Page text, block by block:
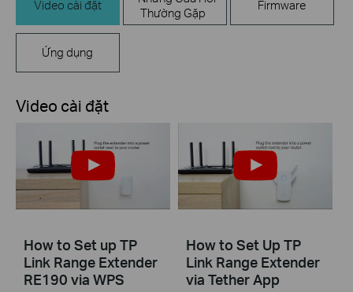
Video cài đặt
Thường Gặp
Firmware
Ứng dụng
Video cài đặt
How to Set up TP
Link Range Extender
RE190 via WPS
How to Set Up TP
Link Range Extender
via Tether App